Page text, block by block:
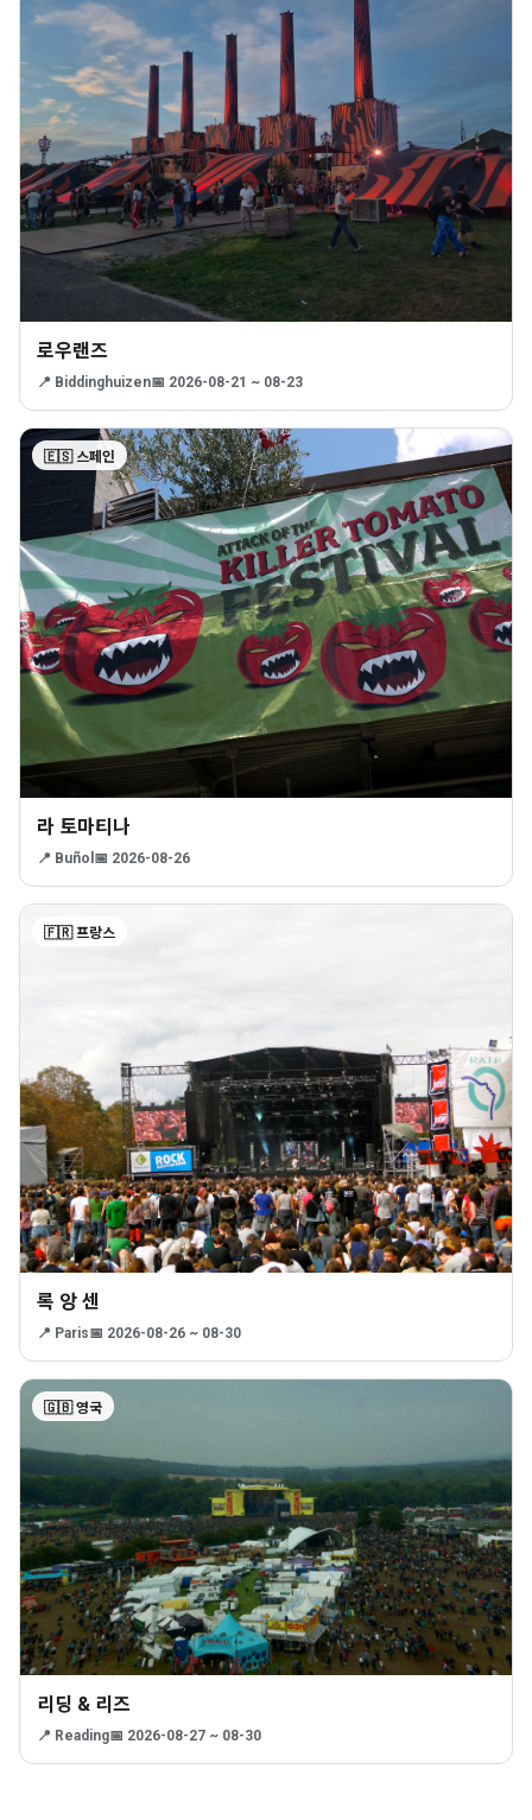
로우랜즈
📍 Biddinghuizen📅 2026-08-21 ~ 08-23
🇪🇸 스페인
라 토마티나
📍 Buñol 📅 2026-08-26
🇫🇷 프랑스
록 앙 센
📍 Paris📅 2026-08-26 ~ 08-30
🇬🇧 영국
리딩 & 리즈
📍 Reading📅 2026-08-27 ~ 08-30